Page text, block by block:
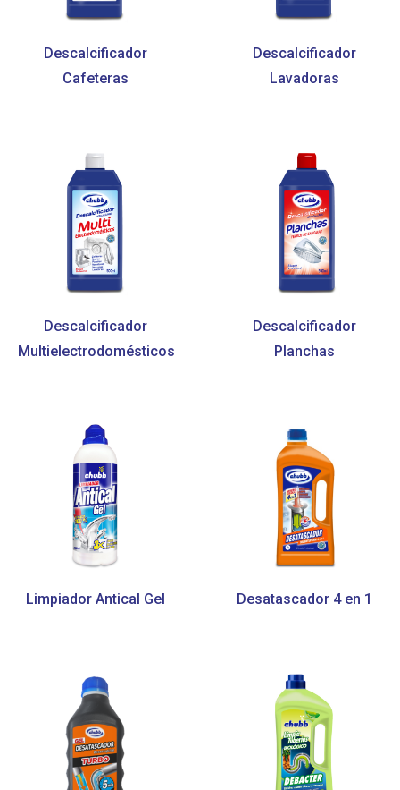
Descalcificador
Cafeteras
Descalcificador
Lavadoras
Descalcificador
Multielectrodomésticos
Descalcificador
Planchas
Limpiador Antical Gel Desatascador 4 en 1